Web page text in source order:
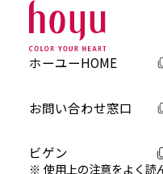
ホーユーHOME
お問い合わせ窓口
ビゲン
使用上の注意をよく読